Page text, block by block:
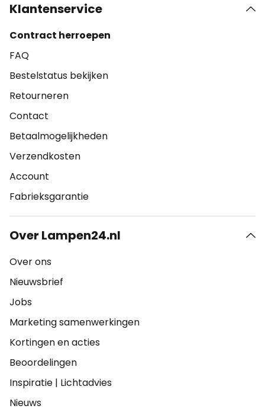
Klantenservice
Contract herroepen
FAQ
Bestelstatus bekijken
Retourneren
Contact
Betaalmogelijkheden
Verzendkosten
Account
Fabrieksgarantie
Over Lampen24.nl
Over ons
Nieuwsbrief
Jobs
Marketing samenwerkingen
Kortingen en acties
Beoordelingen
Inspiratie | Lichtadvies
Nieuws